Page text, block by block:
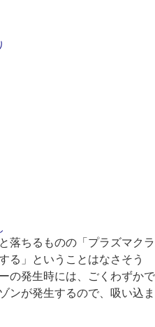
落ちるものの「プラズマクラ
る」ということはなさそう
の発生時には、ごくわずかで
ンが発生するので、吸い込ま